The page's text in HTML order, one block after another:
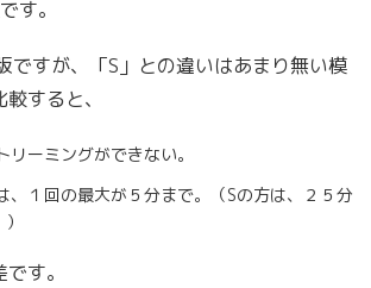
す。
ですが、「S」との違いはあまり無い模
すると、
リーミングができない。
、１回の最大が５分まで。（Sの方は、２５分
す。